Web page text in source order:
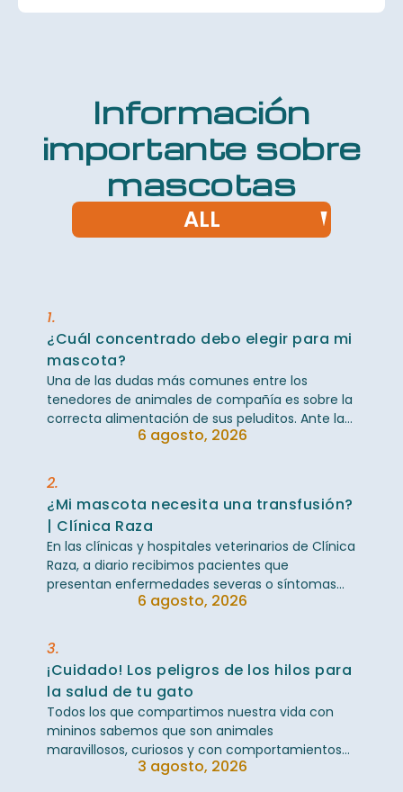
Información
importante sobre
mascotas
ALL
1.
¿Cuál concentrado debo elegir para mi
mascota?
Una de las dudas más comunes entre los
tenedores de animales de compañía es sobre la
correcta alimentación de sus peluditos. Ante la
inmensa variedad de marcas en el mercado, ...
6 agosto, 2026
2.
¿Mi mascota necesita una transfusión?
| Clínica Raza
En las clínicas y hospitales veterinarios de Clínica
Raza, a diario recibimos pacientes que
presentan enfermedades severas o síntomas
críticos que llevan a nuestro equipo médico a ...
6 agosto, 2026
3.
¡Cuidado! Los peligros de los hilos para
la salud de tu gato
Todos los que compartimos nuestra vida con
mininos sabemos que son animales
maravillosos, curiosos y con comportamientos
bastante peculiares. Sin embargo, una de sus
3 agosto, 2026